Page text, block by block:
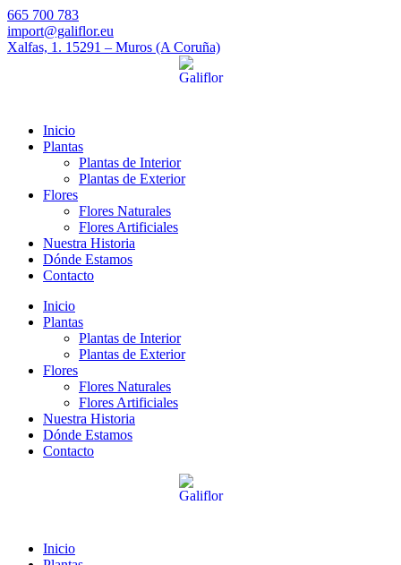
665 700 783
import@galiflor.eu
Xalfas, 1. 15291 – Muros (A Coruña)
Inicio
Plantas
Plantas de Interior
Plantas de Exterior
Flores
Flores Naturales
Flores Artificiales
Nuestra Historia
Dónde Estamos
Contacto
Inicio
Plantas
Plantas de Interior
Plantas de Exterior
Flores
Flores Naturales
Flores Artificiales
Nuestra Historia
Dónde Estamos
Contacto
Inicio